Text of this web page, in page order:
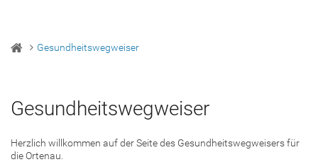
Gesundheitswegweiser
Gesundheitswegweiser
Herzlich willkommen auf der Seite des Gesundheitswegweisers für
die Ortenau.